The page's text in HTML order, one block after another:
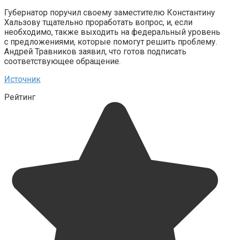
Губернатор поручил своему заместителю Константину
Хальзову тщательно проработать вопрос, и, если
необходимо, также выходить на федеральный уровень
с предложениями, которые помогут решить проблему.
Андрей Травников заявил, что готов подписать
соответствующее обращение.
Источник
Рейтинг